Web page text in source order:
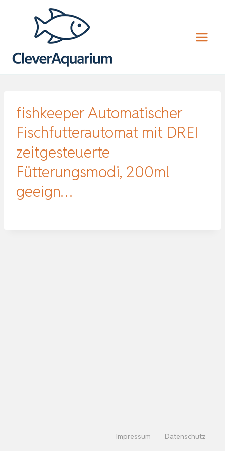
fishkeeper Automatischer
Fischfutterautomat mit DREI
zeitgesteuerte
Fütterungsmodi, 200ml
geeign…
Impressum Datenschutz